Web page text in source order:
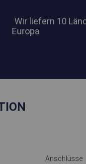
Wir liefern 10
Europa
Anschlüsse